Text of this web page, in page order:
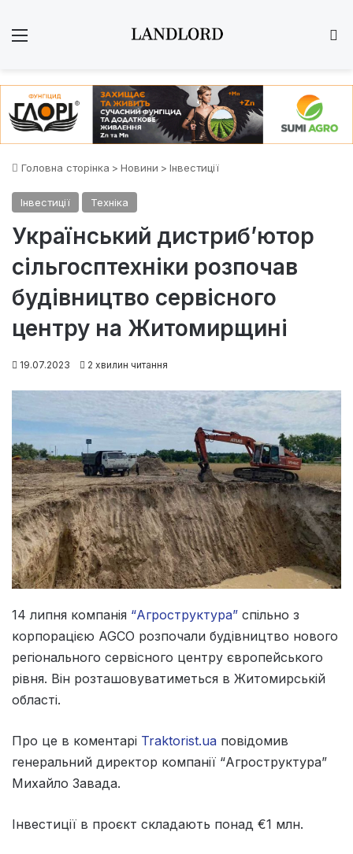
Головна сторінка > Новини > Інвестиції
Інвестиції Техніка
Український дистрибʼютор
сільгосптехніки розпочав
будівництво сервісного
центру на Житомирщині
19.07.2023 2 хвилин читання
14 липня компанія “Агроструктура” спільно з
корпорацією AGCO розпочали будівництво нового
регіонального сервісного центру європейського
рівня. Він розташовуватиметься в Житомирській
області.
Про це в коментарі Traktorist.ua повідомив
генеральний директор компанії “Агроструктура”
Михайло Завада.
Інвестиції в проєкт складають понад €1 млн.